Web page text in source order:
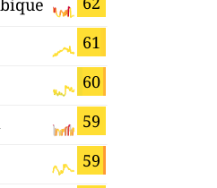
61
60
59
59